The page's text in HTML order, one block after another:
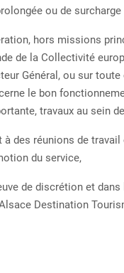
ou de
hors missions
de la Collectivité
Général, ou sur
le bon
travaux au sein de
réunions de travail
du service,
de discrétion et dans
Destination